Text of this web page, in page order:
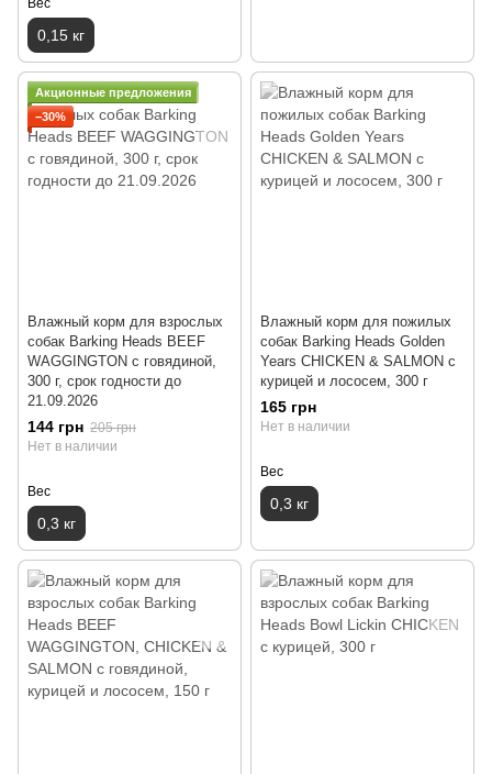
Вес
0,15 кг
Акционные предложения
−30%
Влажный корм для взрослых
собак Barking Heads BEEF
WAGGINGTON с говядиной,
300 г, срок годности до
21.09.2026
144 грн 205 грн
Нет в наличии
Вес
0,3 кг
Влажный корм для пожилых
собак Barking Heads Golden
Years CHICKEN & SALMON с
курицей и лососем, 300 г
165 грн
Нет в наличии
Вес
0,3 кг